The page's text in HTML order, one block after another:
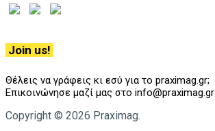
Join us!
Θέλεις να γράφεις κι εσύ για το praximag.gr;
Επικοινώνησε μαζί μας στο info@praximag.gr
Copyright © 2026 Praximag.